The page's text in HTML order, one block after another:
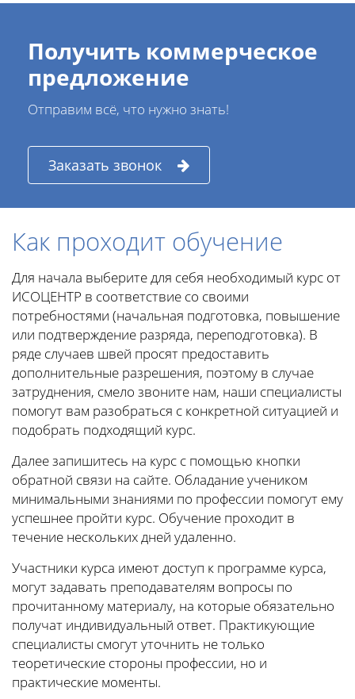
Получить коммерческое
предложение
Отправим всё, что нужно знать!
Заказать звонок
Как проходит обучение
Для начала выберите для себя необходимый курс от
ИСОЦЕНТР в соответствие со своими
потребностями (начальная подготовка, повышение
или подтверждение разряда, переподготовка). В
ряде случаев швей просят предоставить
дополнительные разрешения, поэтому в случае
затруднения, смело звоните нам, наши специалисты
помогут вам разобраться с конкретной ситуацией и
подобрать подходящий курс.
Далее запишитесь на курс с помощью кнопки
обратной связи на сайте. Обладание учеником
минимальными знаниями по профессии помогут ему
успешнее пройти курс. Обучение проходит в
течение нескольких дней удаленно.
Участники курса имеют доступ к программе курса,
могут задавать преподавателям вопросы по
прочитанному материалу, на которые обязательно
получат индивидуальный ответ. Практикующие
специалисты смогут уточнить не только
теоретические стороны профессии, но и
практические моменты.